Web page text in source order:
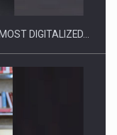
DIGITALIZED…